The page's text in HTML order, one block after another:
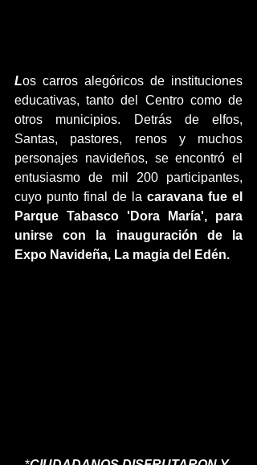
Los carros alegóricos de instituciones
educativas, tanto del Centro como de
otros municipios. Detrás de elfos,
Santas, pastores, renos y muchos
personajes navideños, se encontró el
entusiasmo de mil 200 participantes,
cuyo punto final de la caravana fue el
Parque Tabasco 'Dora María', para
unirse con la inauguración de la
Expo Navideña, La magia del Edén.